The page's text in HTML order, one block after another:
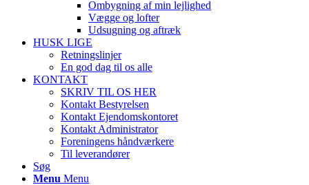
Ombygning af min lejlighed
Vægge og lofter
Udsugning og aftræk
HUSK LIGE
Retningslinjer
En god dag til os alle
KONTAKT
SKRIV TIL OS HER
Kontakt Bestyrelsen
Kontakt Ejendomskontoret
Kontakt Administrator
Foreningens håndværkere
Til leverandører
Søg
Menu Menu